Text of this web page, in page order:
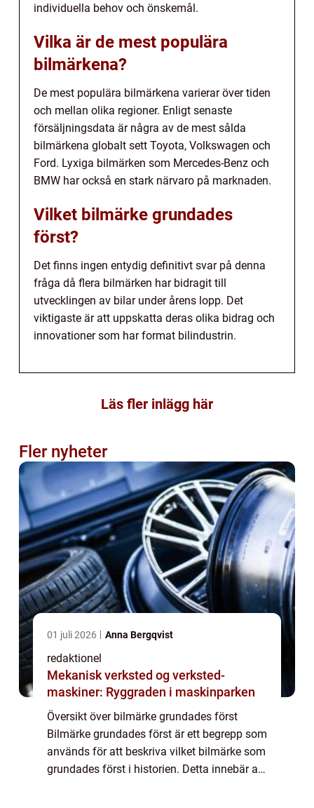
individuella behov och önskemål.
Vilka är de mest populära
bilmärkena?
De mest populära bilmärkena varierar över tiden
och mellan olika regioner. Enligt senaste
försäljningsdata är några av de mest sålda
bilmärkena globalt sett Toyota, Volkswagen och
Ford. Lyxiga bilmärken som Mercedes-Benz och
BMW har också en stark närvaro på marknaden.
Vilket bilmärke grundades
först?
Det finns ingen entydig definitivt svar på denna
fråga då flera bilmärken har bidragit till
utvecklingen av bilar under årens lopp. Det
viktigaste är att uppskatta deras olika bidrag och
innovationer som har format bilindustrin.
Läs fler inlägg här
Fler nyheter
01 juli 2026 Anna Bergqvist
redaktionel
Mekanisk verksted og verksted-
maskiner: Ryggraden i maskinparken
Översikt över bilmärke grundades först
Bilmärke grundades först är ett begrepp som
används för att beskriva vilket bilmärke som
grundades först i historien. Detta innebär att